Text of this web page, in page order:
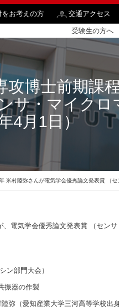
をお考えの方 交通アクセス
受験生の方へ
攻博士前期課
サ・マイクロ
4月1日）
米村陸弥さんが電気学会優秀論文発表賞 （
電気学会優秀論文発表賞 （セン
ン部門大会）
振器の作製
（愛知産業大学三河高等学校出身